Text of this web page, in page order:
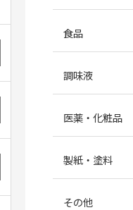
食品
調味液
医薬・化粧品
製紙・塗料
その他